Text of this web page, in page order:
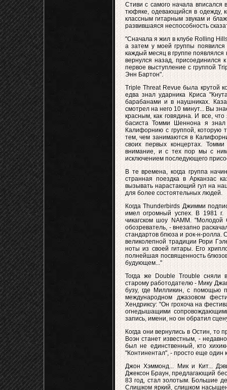
Стиви с самого начала
тюфяке, одевающийся в одежду,
классным гитарным звукам и
развившаяся неспособность
"Сначала я жил в клубе Rolling
а затем у моей группы
каждый месяц в группе
вернулся назад, присоединился
первое выступление с группой
Энн Бартон".
Triple Threat Revue была крутой
едва знал ударника Криса
барабанами и в наушниках.
смотрел на него 10 минут... Вы
красным, как говядина. И все,
басиста Томми Шеннона я
Калифорнию с группой, которую
тем, чем занимаются в
своих первых концертах.
внимание, и с тех пор мы с
исключением последующего
В те времена, когда группа
странная поездка в Арканзас
вызывать нарастающий гул на
для более состоятельных людей.
Когда Thunderbirds Джимми
имел огромный успех. В 1981 г.
чикагском шоу NAMM.
обозреватель, - внезапно
стандартов бпюза и рок-н-ролла.
великолепной традиции Рори
ноты из своей гитары. Его
полнейшая посвященность
будующем..."
Тогда же Double Trouble сняли
старому работодателю - Мику
бузу, где Милликин, с помощью
международном джазовом
Хендриксу: "Он грохоча на
огнедышащими
запись, имени, но он обратил
Когда они вернулись в Остин, то
Воэн станет известным, -
был не единственный, кто
"Континентал", - просто еще один
Джон Хэммонд... Мик и Кит...
Джексон Браун, предлагающий
83 год, стал золотым. Большие
Слишком яркий, слишком